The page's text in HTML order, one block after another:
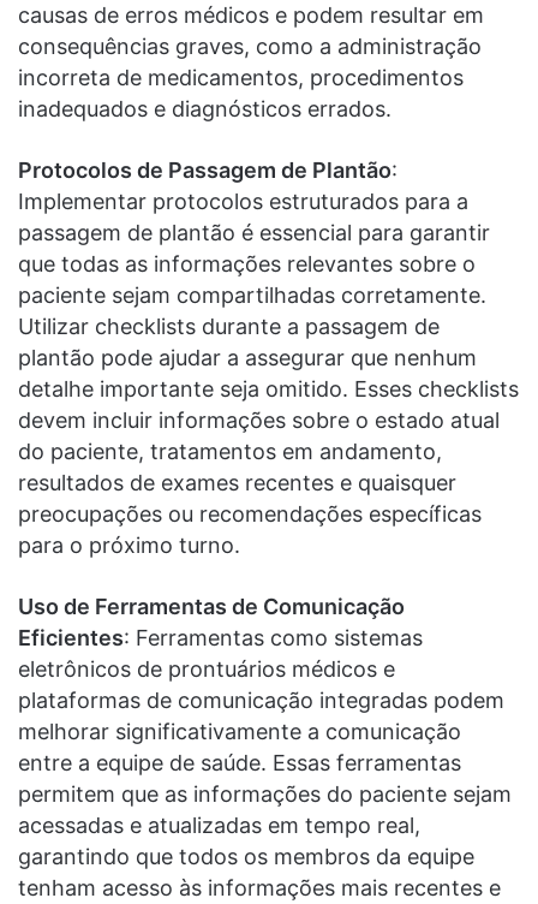
causas de erros médicos e podem resultar em
consequências graves, como a administração
incorreta de medicamentos, procedimentos
inadequados e diagnósticos errados.
Protocolos de Passagem de Plantão:
Implementar protocolos estruturados para a
passagem de plantão é essencial para garantir
que todas as informações relevantes sobre o
paciente sejam compartilhadas corretamente.
Utilizar checklists durante a passagem de
plantão pode ajudar a assegurar que nenhum
detalhe importante seja omitido. Esses checklists
devem incluir informações sobre o estado atual
do paciente, tratamentos em andamento,
resultados de exames recentes e quaisquer
preocupações ou recomendações específicas
para o próximo turno.
Uso de Ferramentas de Comunicação
Eficientes: Ferramentas como sistemas
eletrônicos de prontuários médicos e
plataformas de comunicação integradas podem
melhorar significativamente a comunicação
entre a equipe de saúde. Essas ferramentas
permitem que as informações do paciente sejam
acessadas e atualizadas em tempo real,
garantindo que todos os membros da equipe
tenham acesso às informações mais recentes e